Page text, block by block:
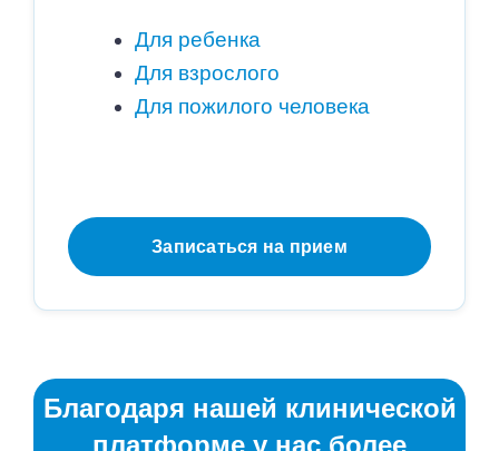
Для ребенка
Для взрослого
Для пожилого человека
Записаться на прием
Благодаря нашей клинической
платформе у нас более